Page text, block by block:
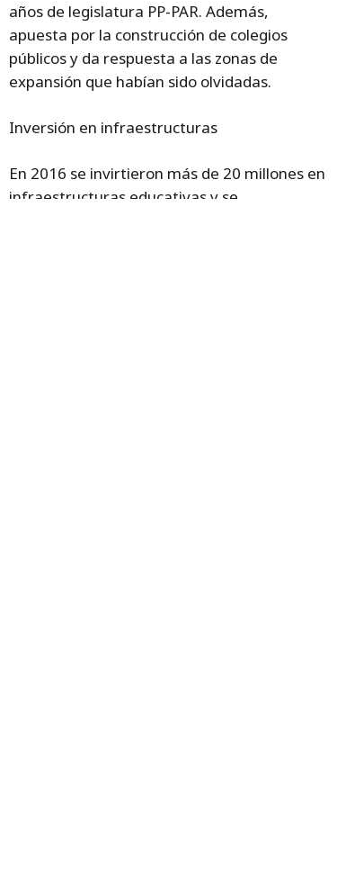
años de legislatura PP-PAR. Además,
apuesta por la construcción de colegios
públicos y da respuesta a las zonas de
expansión que habían sido olvidadas.
Inversión en infraestructuras
En 2016 se invirtieron más de 20 millones en
infraestructuras educativas y se